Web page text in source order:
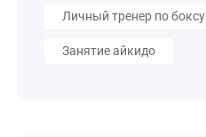
Личный тренер по боксу
Занятие айкидо